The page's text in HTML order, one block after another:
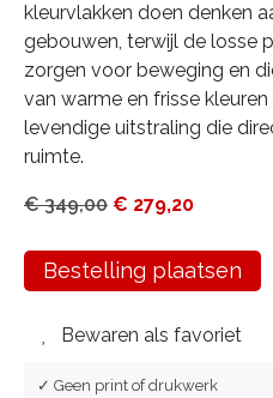
kleurvlakken doen denken
gebouwen, terwijl de losse
zorgen voor beweging en
van warme en frisse
levendige uitstraling die
ruimte.
€349,00 € 279,20
Bestelling plaatsen
Bewaren als favoriet
✓ Geen print of drukwerk